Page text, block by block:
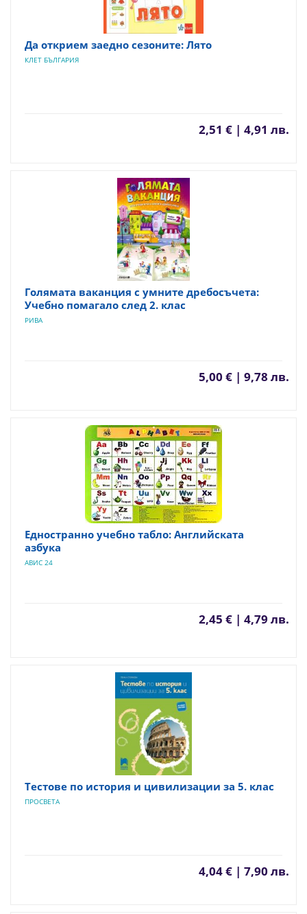
Да открием заедно сезоните: Лято
КЛЕТ БЪЛГАРИЯ
2,51 € | 4,91 лв.
Голямата ваканция с умните дребосъчета:
Учебно помагало след 2. клас
РИВА
5,00 € | 9,78 лв.
Едностранно учебно табло: Английската
азбука
АВИС 24
2,45 € | 4,79 лв.
Тестове по история и цивилизации за 5. клас
ПРОСВЕТА
4,04 € | 7,90 лв.